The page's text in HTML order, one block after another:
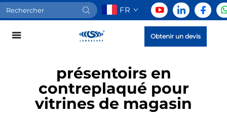
FR
Obtenir un devis
présentoirs en
contreplaqué pour
vitrines de magasin